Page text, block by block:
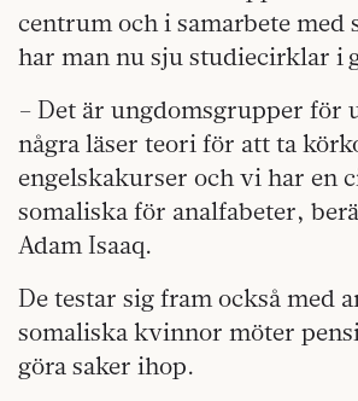
centrum och i samarbete med
har man nu sju studiecirklar i
– Det är ungdomsgrupper för
några läser teori för att ta
engelskakurser och vi har en
somaliska för analfabeter,
Adam Isaaq.
De testar sig fram också med
somaliska kvinnor möter
göra saker ihop.